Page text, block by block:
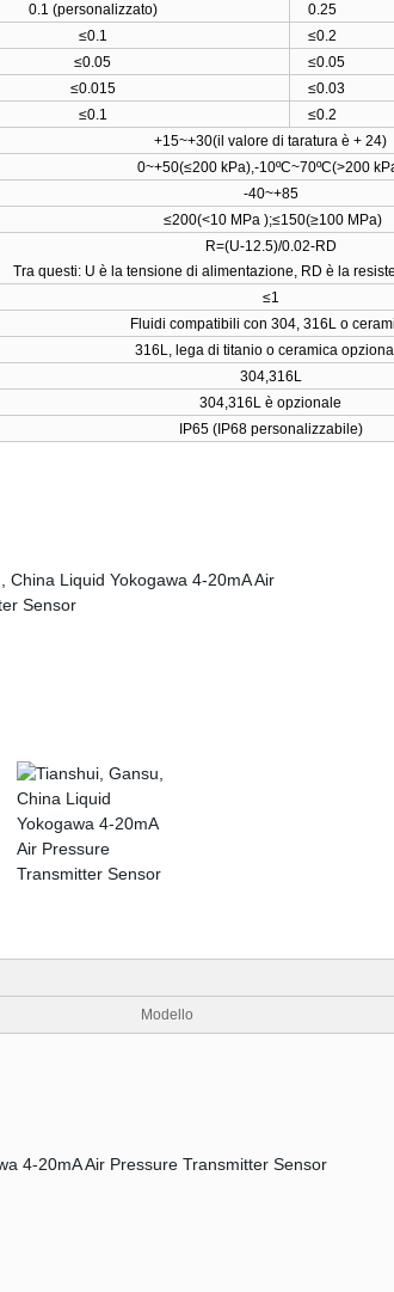
0.1 (personalizzato) 0.25
≤0.1 ≤0.2
≤0.05 ≤0.05
≤0.015 ≤0.03
≤0.1 ≤0.2
+15~+30(il valore di taratura è + 24)
0~+50(≤200 kPa),-10ºC~70ºC(>200
-40~+85
≤200(<10 MPa);≤150(≥100 MPa)
R=(U-12.5)/0.02-RD
Tra questi: U è la tensione di alimentazione, RD è la
≤1
Fluidi compatibili con 304, 316L o
316L, lega di titanio o ceramica
304,316L
304,316L è opzionale
IP65(IP68 personalizzabile)
Modello